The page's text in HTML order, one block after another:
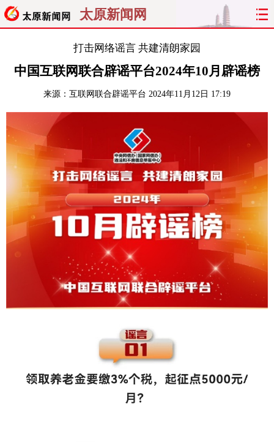
太原新闻网
聚焦 太原
经济 关注 文明 出行
旅游
看天下 晋月读 最太原 网罗民生
太原日报 太原晚报 热评 社区
打击网络谣言 共建清朗家园
中国互联网联合辟谣平台2024年10月辟谣榜
来源： 互联网联合辟谣平台 2024年11月12日 17:19